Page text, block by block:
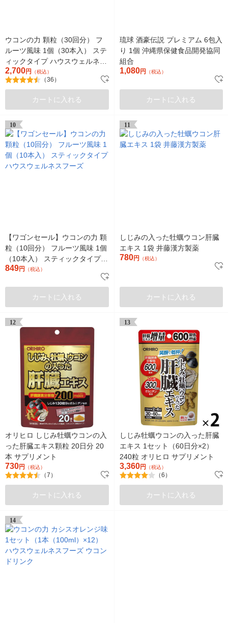
ウコンの力 顆粒（30回分） フ
ルーツ風味 1個（30本入） ステ
ィックタイプ ハウスウェルネス
フーズ
2,700円 （税込）
（36）
カートに入れる
琉球 酒豪伝説 プレミアム 6包入
り 1個 沖縄県保健食品開発協同
組合
1,080円 （税込）
カートに入れる
10
【ワゴンセール】ウコンの力 顆
粒（10回分） フルーツ風味 1個
（10本入） スティックタイプ
ハウスウェルネスフーズ
849円 （税込）
カートに入れる
11
しじみの入った牡蠣ウコン肝臓
エキス 1袋 井藤漢方製薬
780円 （税込）
カートに入れる
12
オリヒロ しじみ牡蠣ウコンの入
った肝臓エキス顆粒 20日分 20
本 サプリメント
730円 （税込）
（7）
カートに入れる
13
しじみ牡蠣ウコンの入った肝臓
エキス 1セット（60日分×2）
240粒 オリヒロ サプリメント
3,360円 （税込）
（6）
カートに入れる
14